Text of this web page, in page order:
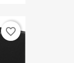
favorite_border